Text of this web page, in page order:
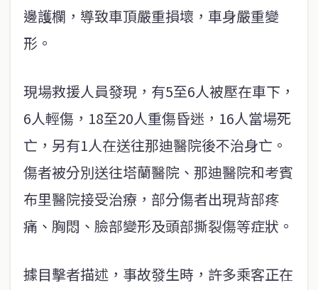
邊護欄，導致車頂嚴重損壞，車身嚴重變
形。
現場救援人員發現，有5至6人被壓在車下，
6人輕傷，18至20人重傷昏迷，16人當場死
亡，另有1人在送往那迪醫院後不治身亡。
傷者被分別送往塔蘭醫院、那迪醫院和考賓
布里醫院接受治療，部分傷者出現背部疼
痛、胸悶、臉部變形及頭部撕裂傷等症狀。
據目擊者描述，事故發生時，許多乘客正在